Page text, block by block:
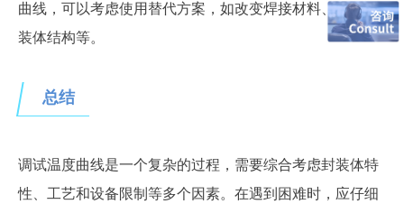
曲线，可以考虑使用替代方案，如改变焊接材料、调整封
装体结构等。
总结
调试温度曲线是一个复杂的过程，需要综合考虑封装体特
性、工艺和设备限制等多个因素。在遇到困难时，应仔细